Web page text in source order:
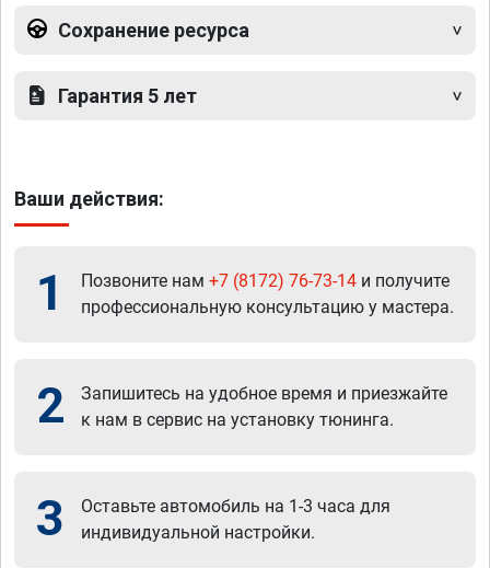
Сохранение ресурса
Гарантия 5 лет
Ваши действия:
1 Позвоните нам +7 (8172) 76-73-14 и получите
профессиональную консультацию у мастера.
2
Запишитесь на удобное время и приезжайте
к нам в сервис на установку тюнинга.
3
Оставьте автомобиль на 1-3 часа для
индивидуальной настройки.